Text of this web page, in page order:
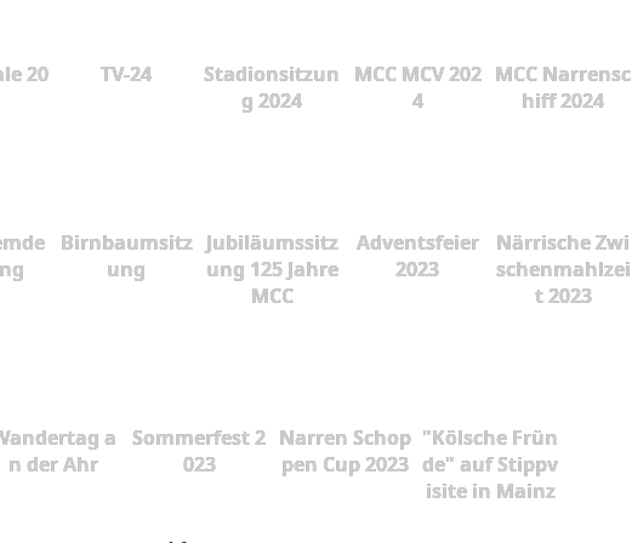
20
TV-24
Stadionsitzun
g 2024
MCC MCV 202
4
MCC Narrensc
hiff 2024
Birnbaumsitz
ung
Jubiläumssitz
ung 125 Jahre
MCC
Adventsfeier
2023
Närrische Zwi
schenmahlzei
t 2023
a
n der Ahr
Sommerfest 2
023
Narren Schop
pen Cup 2023
"Kölsche Frün
de" auf Stippv
isite in Mainz